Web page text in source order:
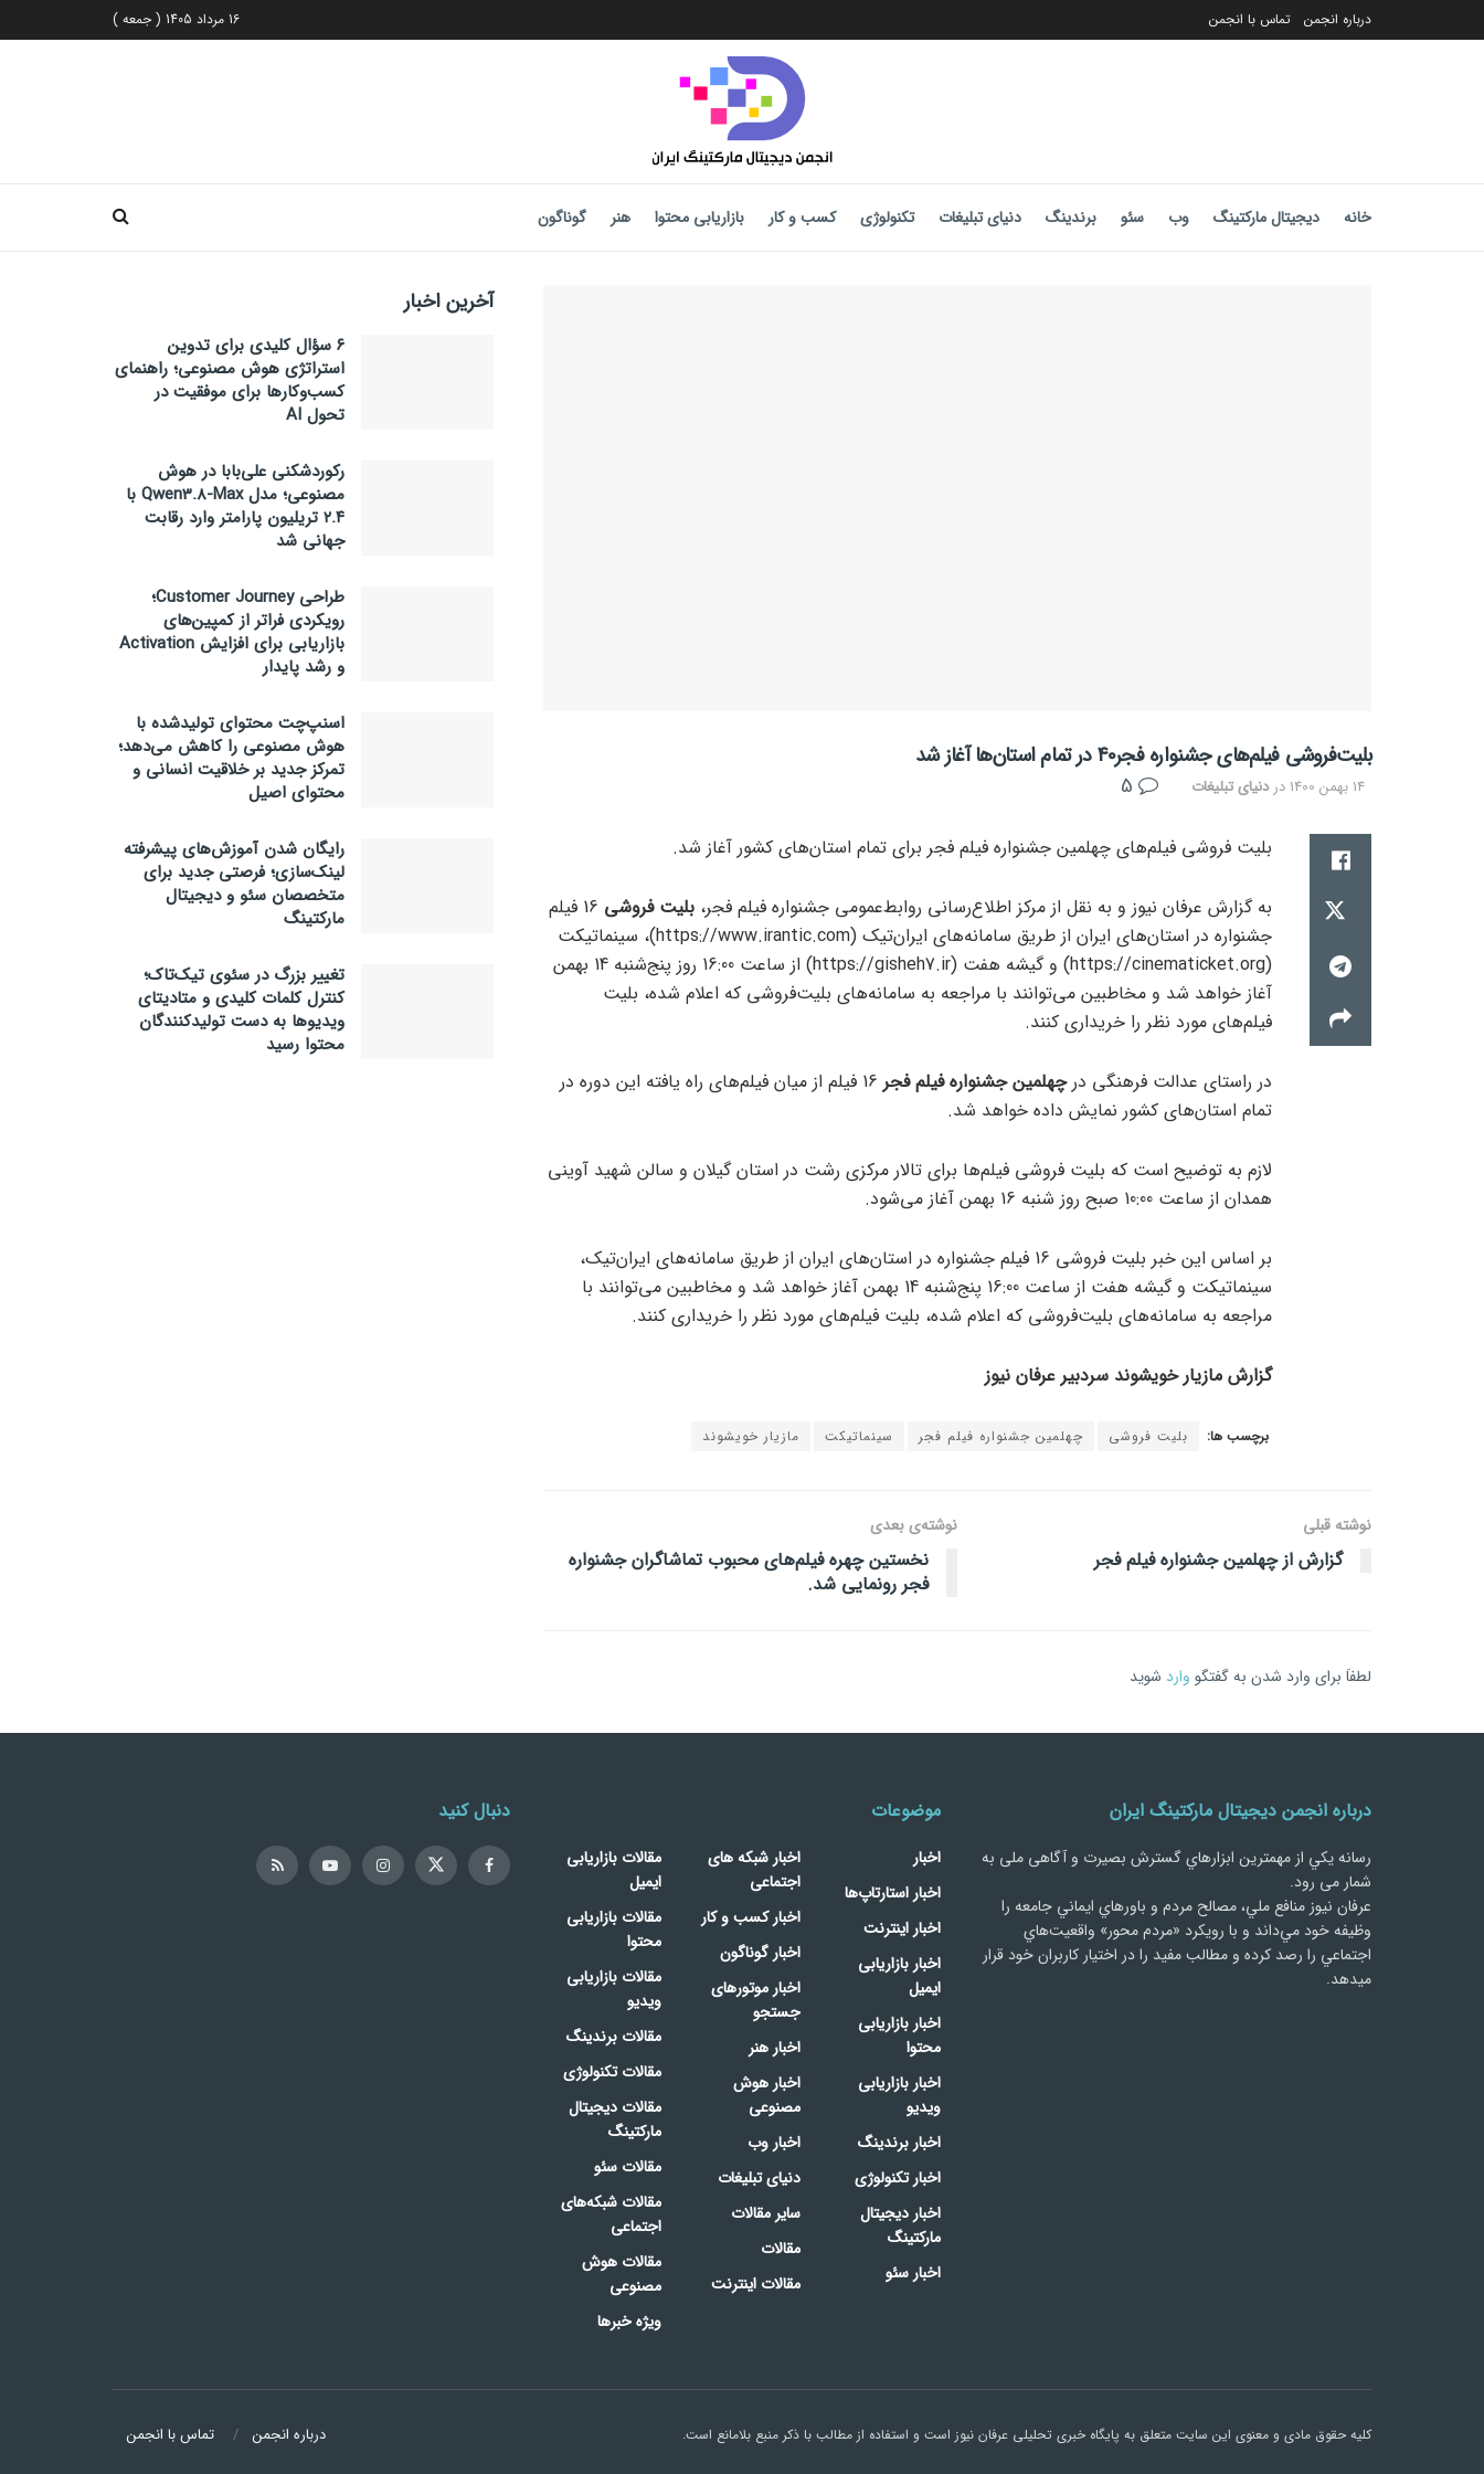
درباره انجمن تماس با انجمن 16 مرداد 1405 ( جمعه )
خانه دیجیتال مارکتینگ وب سئو برندینگ دنیای تبلیغات تکنولوژی کسب و کار بازاریابی محتوا هنر گوناگون
بلیت‌فروشی فیلم‌های جشنواره فجر40 در تمام استان‌ها آغاز شد
14 بهمن 1400 دردنیای تبلیغات
بلیت فروشی فیلم‌های چهلمین جشنواره فیلم فجر برای تمام استان‌های کشور آغاز شد.
به گزارش عرفان نیوز و به نقل از مرکز اطلاع‌رسانی روابط‌عمومی جشنواره فیلم فجر، بلیت فروشی
16 فیلم
جشنواره در استان‌های ایران از طریق سامانه‌های ایران‌تیک (https://www.irantic.com)، سینماتیکت
(https://cinematicket.org) و گیشه هفت (https://gisheh7.ir) از ساعت 16:00 روز پنج‌شنبه 14 بهمن
آغاز خواهد شد و مخاطبین می‌توانند با مراجعه به سامانه‌های بلیت‌فروشی که اعلام شده، بلیت
فیلم‌های مورد نظر را خریداری کنند.
در راستای عدالت فرهنگی درچهلمین جشنواره فیلم فجر
16 فیلم از میان فیلم‌های راه یافته این دوره در
تمام استان‌های کشور نمایش داده خواهد شد.
لازم به توضیح است که بلیت فروشی فیلم‌ها برای تالار مرکزی رشت در استان گیلان و سالن شهید آوینی
همدان از ساعت 10:00 صبح روز شنبه 16 بهمن آغاز می‌شود.
بر اساس این خبر بلیت فروشی 16 فیلم جشنواره در استان‌های ایران از طریق سامانه‌های ایران‌تیک،
سینماتیکت و گیشه هفت از ساعت 16:00 پنج‌شنبه 14 بهمن آغاز خواهد شد و مخاطبین می‌توانند با
مراجعه به سامانه‌های بلیت‌فروشی که اعلام شده، بلیت فیلم‌های مورد نظر را خریداری کنند.
گزارش مازیار خویشوند سردبیر عرفان نیوز
برچسب ها: بلیت فروشی چهلمین جشنواره فیلم فجر سینماتیکت مازیار خویشوند
نوشته قبلی
گزارش از چهلمین جشنواره فیلم فجر
نوشته‌ی بعدی
نخستین چهره فیلم‌‌‌های محبوب تماشاگران جشنواره
فجر رونمایی شد.
لطفاَ برای وارد شدن به گفتگو وارد شوید
آخرین اخبار
۶ سؤال کلیدی برای تدوین
استراتژی هوش مصنوعی؛ راهنمای
کسب‌وکارها برای موفقیت در
تحول AI
رکوردشکنی علی‌بابا در هوش
مصنوعی؛ مدل Qwen3.8-Max با
۲.۴ تریلیون پارامتر وارد رقابت
جهانی شد
طراحی Customer Journey؛
رویکردی فراتر از کمپین‌های
بازاریابی برای افزایش Activation
و رشد پایدار
اسنپ‌چت محتوای تولیدشده با
هوش مصنوعی را کاهش می‌دهد؛
تمرکز جدید بر خلاقیت انسانی و
محتوای اصیل
رایگان شدن آموزش‌های پیشرفته
لینک‌سازی؛ فرصتی جدید برای
متخصصان سئو و دیجیتال
مارکتینگ
تغییر بزرگ در سئوی تیک‌تاک؛
کنترل کلمات کلیدی و متادیتای
ویدیوها به دست تولیدکنندگان
محتوا رسید
درباره انجمن دیجیتال مارکتینگ ایران
رسانه يكي از مهمترین ابزارهاي گسترش بصیرت و آگاهی ملی به
شمار می رود.
عرفان نیوز منافع ملي، مصالح مردم و باورهاي ايماني جامعه را
وظيفه خود مي‌داند و با رويكرد «مردم‌ محور» واقعيت‌هاي
اجتماعي را رصد کرده و مطالب مفید را در اختیار کاربران خود قرار
میدهد.
موضوعات
اخبار
اخبار استارتاپ‌ها
اخبار اینترنت
اخبار بازاریابی
ایمیل
اخبار بازاریابی
محتوا
اخبار بازاریابی
ویدیو
اخبار برندینگ
اخبار تکنولوژی
اخبار دیجیتال
مارکتینگ
اخبار سئو
اخبار شبکه های
اجتماعی
اخبار کسب و کار
اخبار گوناگون
اخبار موتورهای
جستجو
اخبار هنر
اخبار هوش
مصنوعی
اخبار وب
دنیای تبلیغات
سایر مقالات
مقالات
مقالات اینترنت
مقالات بازاریابی
ایمیل
مقالات بازاریابی
محتوا
مقالات بازاریابی
ویدیو
مقالات برندینگ
مقالات تکنولوژی
مقالات دیجیتال
مارکتینگ
مقالات سئو
مقالات شبکه‌های
اجتماعی
مقالات هوش
مصنوعی
ویژه خبرها
دنبال کنید
درباره انجمن تماس با انجمن کلیه حقوق مادی و معنوی این سایت متعلق به پایگاه خبری تحلیلی عرفان نیوز است و استفاده از مطالب با ذکر منبع بلامانع است.